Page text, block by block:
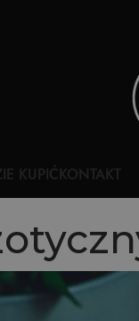
KUPIĆKONTAKT